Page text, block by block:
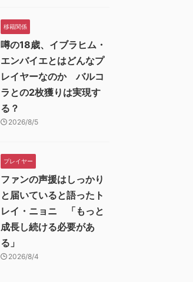
移籍関係
噂の18歳、イブラヒム・
エンバイエとはどんなプ
レイヤーなのか バルコ
ラとの2枚獲りは実現す
る？
2026/8/5
プレイヤー
ファンの声援はしっかり
と届いていると語ったト
レイ・ニョニ 「もっと
成長し続ける必要があ
る」
2026/8/4